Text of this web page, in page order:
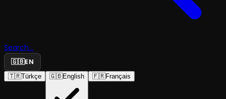
Search...
🇬🇧EN
🇹🇷Türkçe 🇬🇧English 🇫🇷Français